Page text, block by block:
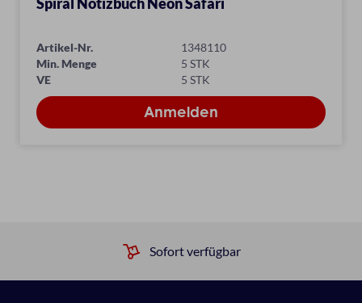
Artikel-Nr.
1348110
Min. Menge
5 STK
VE
5 STK
Sofort verfügbar